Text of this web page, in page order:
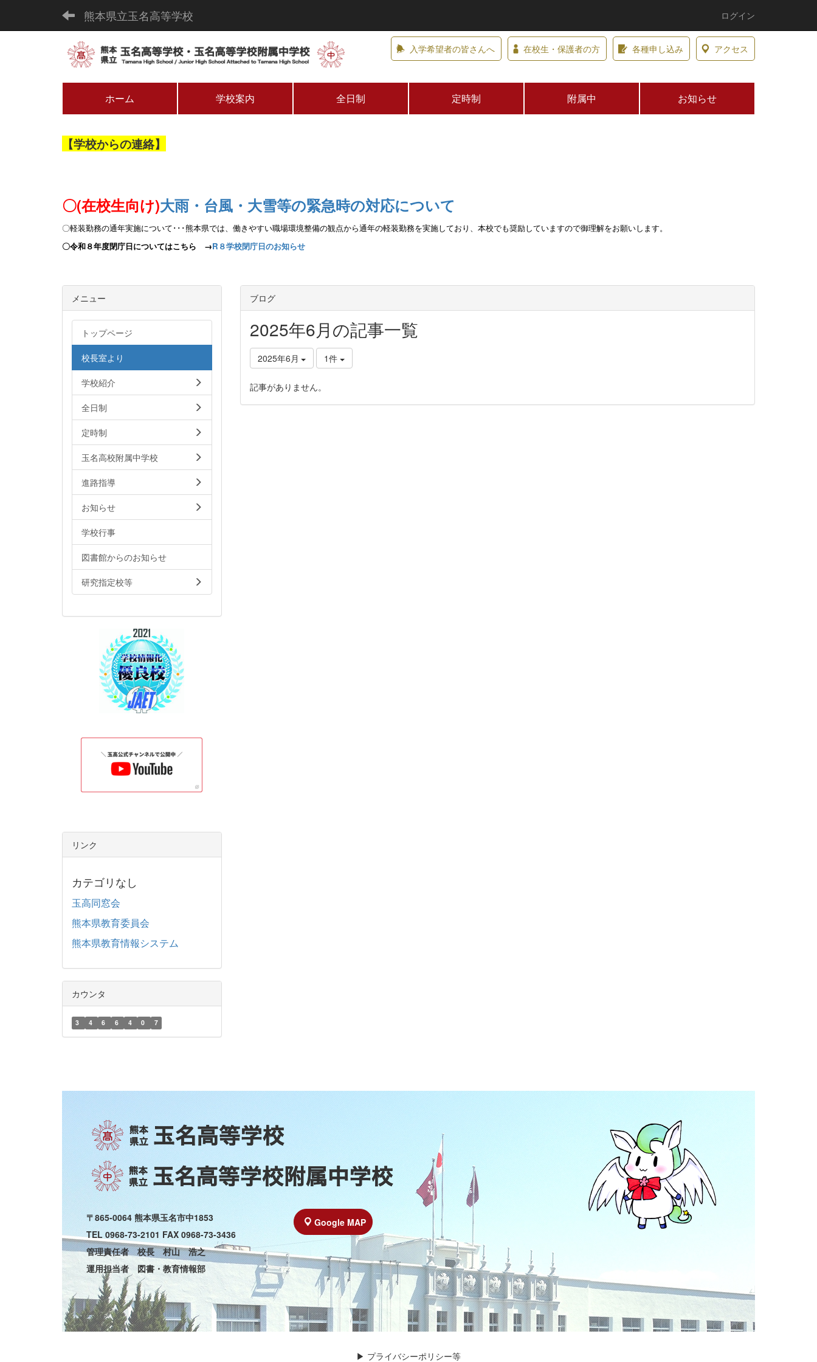
熊本県立玉名高等学校 ログイン
入学希望者の皆さんへ 在校生・保護者の方 各種申し込み アクセス
ホーム 学校案内 全日制 定時制 附属中 お知らせ
【学校からの連絡】
〇(在校生向け)大雨・台風・大雪等の緊急時の対応について
〇軽装勤務の通年実施について･･･熊本県では、働きやすい職場環境整備の観点から通年の軽装勤務を実施しており、本校でも奨励していますので御理解をお願いします。
〇令和８年度閉庁日についてはこちら →R８学校閉庁日のお知らせ
ブログ
2025年6月の記事一覧
2025年6月 1件
記事がありません。
メニュー
トップページ
校長室より
学校紹介
全日制
定時制
玉名高校附属中学校
進路指導
お知らせ
学校行事
図書館からのお知らせ
研究指定校等
リンク
カテゴリなし
玉高同窓会
熊本県教育委員会
熊本県教育情報システム
カウンタ
3 4 6 6 4 0 7
〒865-0064 熊本県玉名市中1853
TEL 0968-73-2101 FAX 0968-73-3436
管理責任者 校長 村山 浩之
運用担当者 図書・教育情報部
Google MAP
▶︎ プライバシーポリシー等